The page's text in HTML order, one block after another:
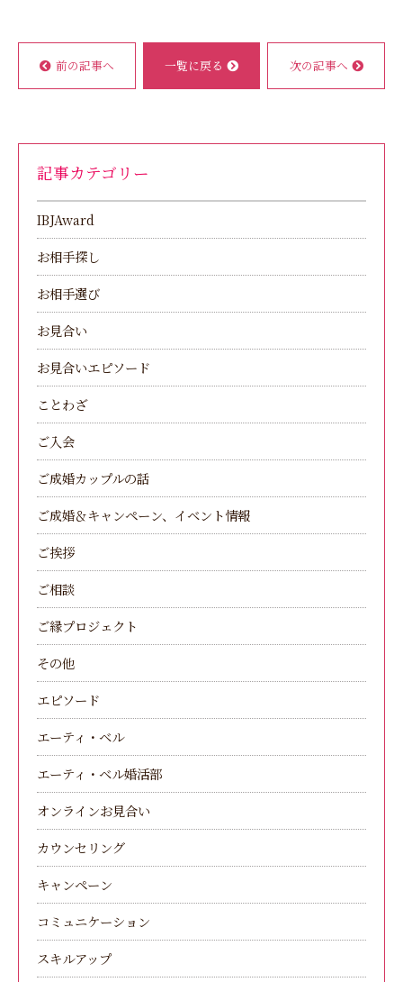
前の記事へ 一覧に戻る 次の記事へ
記事カテゴリー
IBJAward
お相手探し
お相手選び
お見合い
お見合いエピソード
ことわざ
ご入会
ご成婚カップルの話
ご成婚＆キャンペーン、イベント情報
ご挨拶
ご相談
ご縁プロジェクト
その他
エピソード
エーティ・ベル
エーティ・ベル婚活部
オンラインお見合い
カウンセリング
キャンペーン
コミュニケーション
スキルアップ